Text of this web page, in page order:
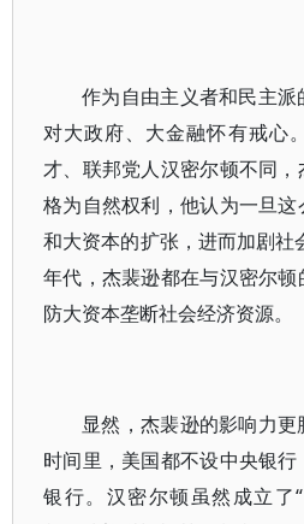
作为自由主义者和民主
对大政府、大金融怀有戒心
才、联邦党人汉密尔顿不同
格为自然权利，他认为一旦
和大资本的扩张，进而加剧社
年代，杰裴逊都在与汉密尔
防大资本垄断社会经济资源。
显然，杰裴逊的影响力
时间里，美国都不设中央银
银行。汉密尔顿虽然成立了